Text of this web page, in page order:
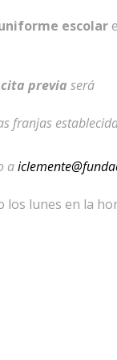
escolar
cita previa será
a
lunes en la